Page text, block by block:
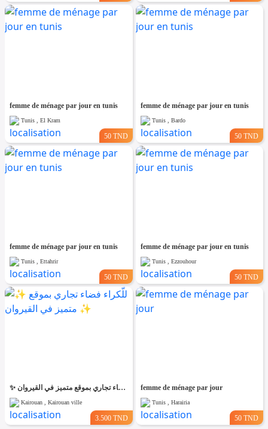
femme de ménage par jour en tunis
Tunis , El Kram
50 TND
femme de ménage par jour en tunis
Tunis , Bardo
50 TND
femme de ménage par jour en tunis
Tunis , Ettahrir
50 TND
femme de ménage par jour en tunis
Tunis , Ezzouhour
50 TND
✨ للّكراء فضاء تجاري بموقع متميز في القيروان ✨
Kairouan , Kairouan ville
3.500 TND
femme de ménage par jour
Tunis , Harairia
50 TND